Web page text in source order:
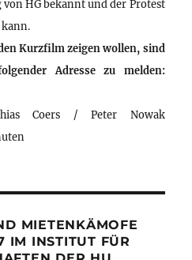
HG bekannt und der Protest
kann.
Kurzfilm zeigen wollen, sind
Adresse zu melden:
Coers / Peter Nowak
MIETENKÄMOFE
IM INSTITUT FÜR